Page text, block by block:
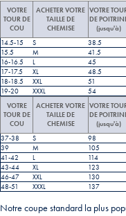
VOTRE
TOUR DE
COU
ACHETER VOTRE
TAILLE DE
CHEMISE
VOTRE
DE
(jusqu'à)
14.5-15
S 38.5
15.5
M 41.5
16-16.5
L 45
17-17.5
XL 48.5
18-18.5
XXL 51
19-20
XXXL 54
VOTRE
TOUR DE
COU
ACHETER VOTRE
TAILLE DE
CHEMISE
VOTRE
DE
(jusqu'à)
37-38
S 98
39
M 105
41-42
L 114
43-44
XL 123
46-47
XXL 130
48-51
XXXL 137
Notre coupe standard la plus